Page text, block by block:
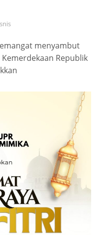
menyambut
Republik